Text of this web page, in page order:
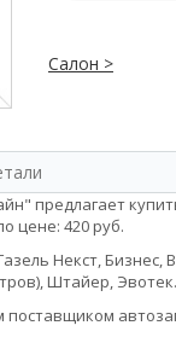
Салон >
предлагает
цене: 420 руб.
Некст, Бизнес,
Штайер, Эвотек.